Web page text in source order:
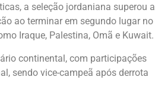
a seleção jordaniana superou a
ao terminar em segundo lugar no
Iraque, Palestina, Omã e Kuwait.
continental, com participações
sendo vice-campeã após derrota